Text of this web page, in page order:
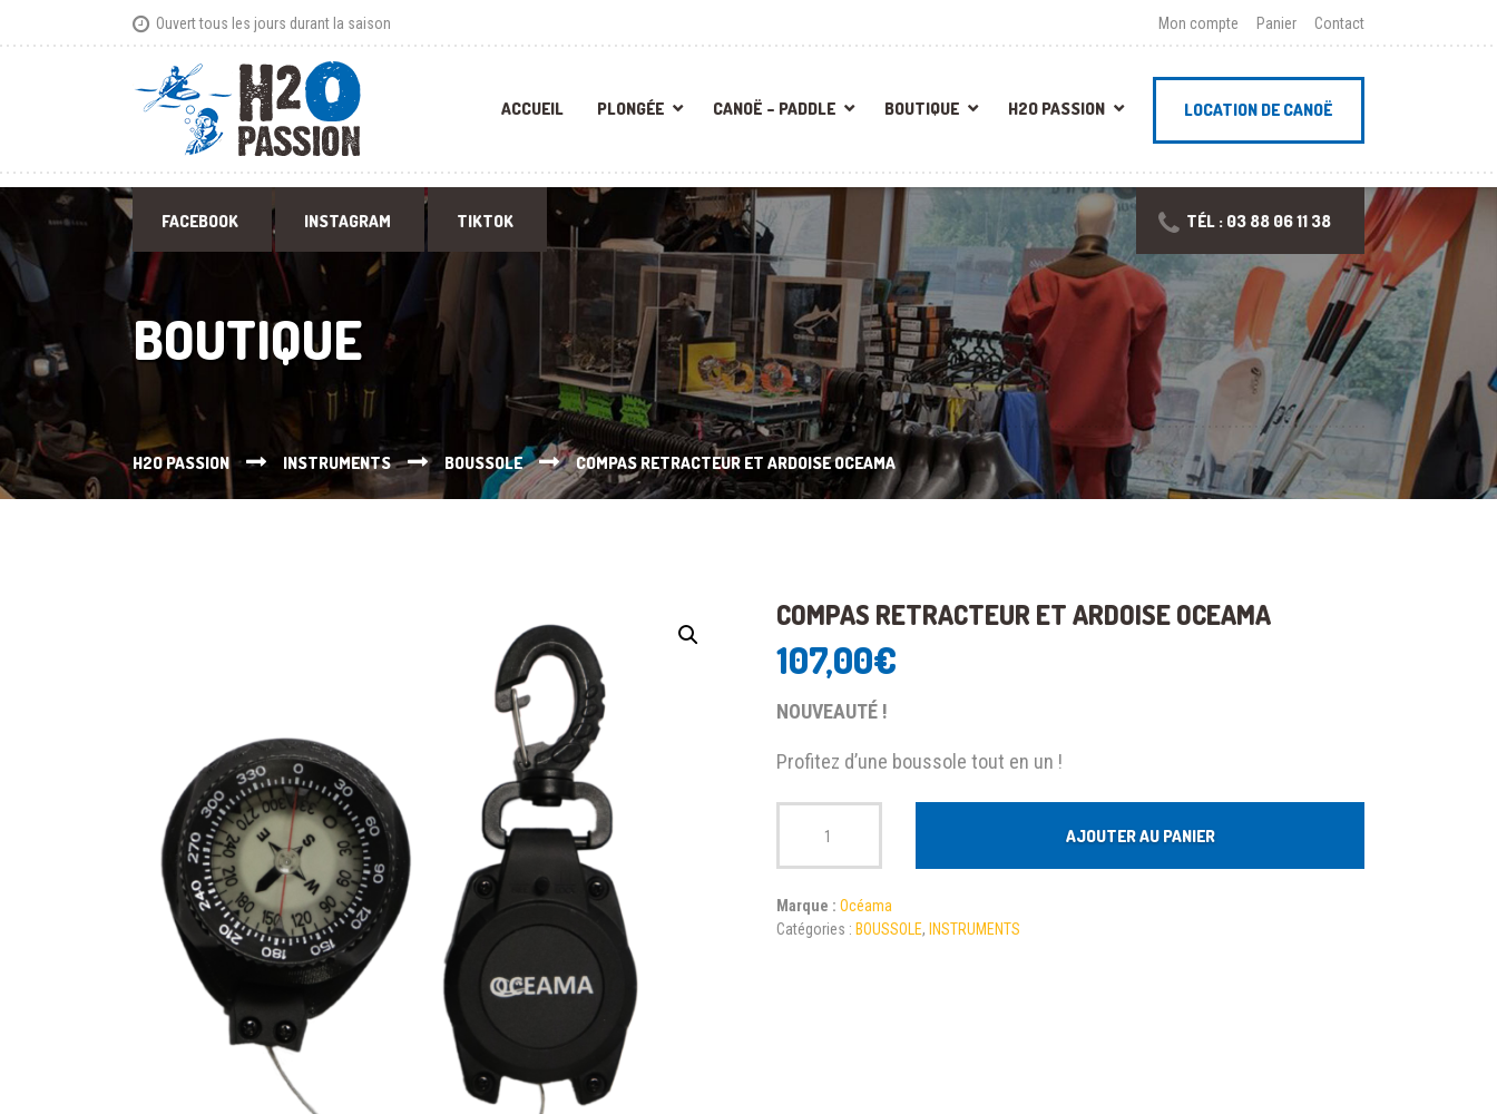
Ouvert tous les jours durant la saison Mon compte Panier Contact
ACCUEIL PLONGÉE CANOË – PADDLE BOUTIQUE H2O PASSION LOCATION DE CANOË
FACEBOOK INSTAGRAM TIKTOK TÉL : 03 88 06 11 38
BOUTIQUE
H2O PASSION INSTRUMENTS BOUSSOLE COMPAS RETRACTEUR ET ARDOISE OCEAMA
COMPAS RETRACTEUR ET ARDOISE OCEAMA
107,00€
NOUVEAUTÉ !
Profitez d’une boussole tout en un !
AJOUTER AU PANIER
Marque : Océama
Catégories : BOUSSOLE, INSTRUMENTS